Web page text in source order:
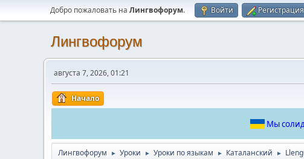
Добро пожаловать на Лингвофорум. Войти Регистрация
Лингвофорум
августа 7, 2026, 01:21
Начало
Мы
Лингвофорум ► Уроки ► Уроки по языкам ► Каталанский ►